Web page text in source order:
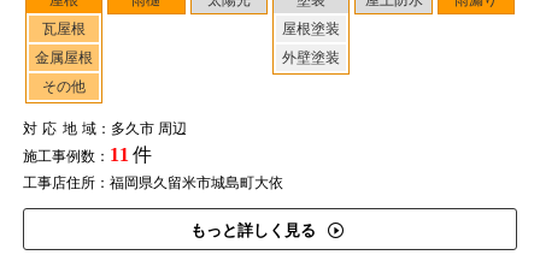
瓦屋根
金属屋根
その他
屋根塗装
外壁塗装
対応地域：多久市 周辺
施工事例数： 11 件
工事店住所：福岡県久留米市城島町大依
もっと詳しく見る